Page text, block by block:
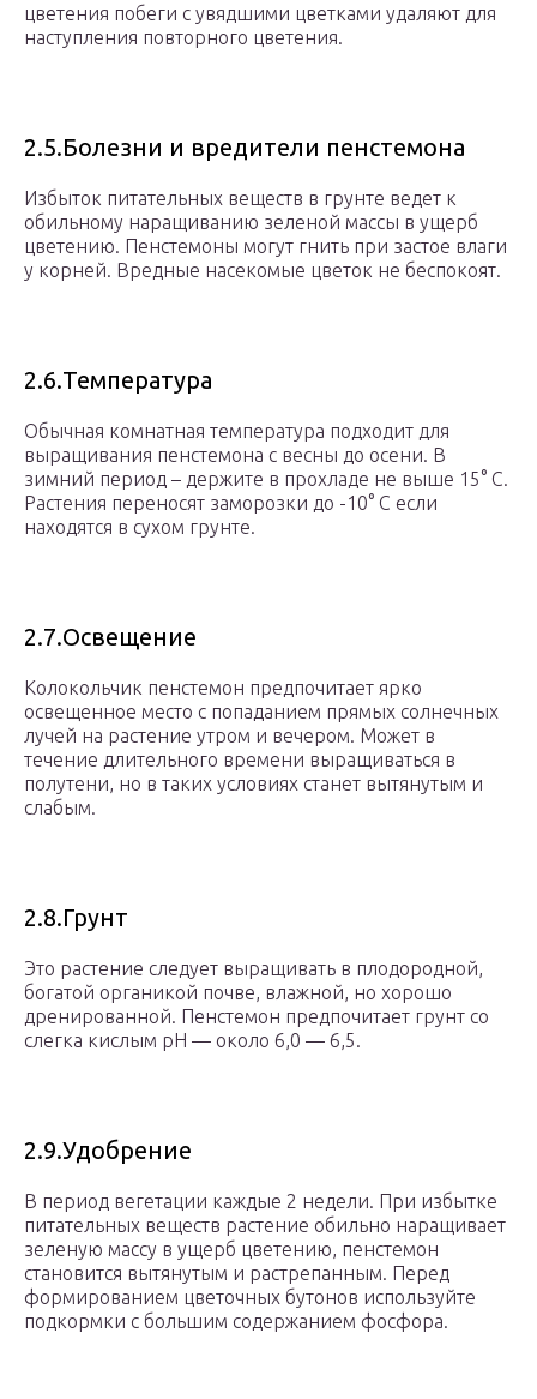
цветения побеги с увядшими цветками удаляют для
наступления повторного цветения.
2.5.Болезни и вредители пенстемона
Избыток питательных веществ в грунте ведет к
обильному наращиванию зеленой массы в ущерб
цветению. Пенстемоны могут гнить при застое влаги
у корней. Вредные насекомые цветок не беспокоят.
2.6.Температура
Обычная комнатная температура подходит для
выращивания пенстемона с весны до осени. В
зимний период – держите в прохладе не выше 15° С.
Растения переносят заморозки до -10° С если
находятся в сухом грунте.
2.7.Освещение
Колокольчик пенстемон предпочитает ярко
освещенное место с попаданием прямых солнечных
лучей на растение утром и вечером. Может в
течение длительного времени выращиваться в
полутени, но в таких условиях станет вытянутым и
слабым.
2.8.Грунт
Это растение следует выращивать в плодородной,
богатой органикой почве, влажной, но хорошо
дренированной. Пенстемон предпочитает грунт со
слегка кислым рН — около 6,0 — 6,5.
2.9.Удобрение
В период вегетации каждые 2 недели. При избытке
питательных веществ растение обильно наращивает
зеленую массу в ущерб цветению, пенстемон
становится вытянутым и растрепанным. Перед
формированием цветочных бутонов используйте
подкормки с большим содержанием фосфора.